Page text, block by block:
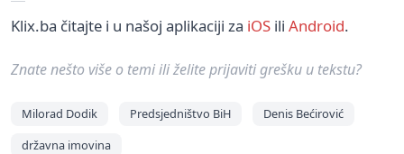
Klix.ba čitajte i u našoj aplikaciji za iOS ili Android.
Znate nešto više o temi ili želite prijaviti grešku u tekstu?
Milorad Dodik Predsjedništvo BiH
Denis Bećirović
državna imovina